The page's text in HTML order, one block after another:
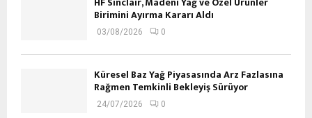
Birimini Ayırma Kararı Aldı
03/08/2026 0
Küresel Baz Yağ Piyasasında Arz Fazlasına
Rağmen Temkinli Bekleyiş Sürüyor
24/07/2026 0